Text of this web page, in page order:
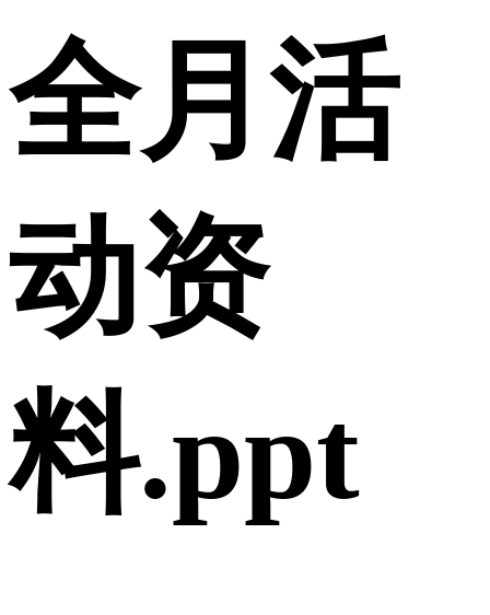
全月活
动资
料.ppt